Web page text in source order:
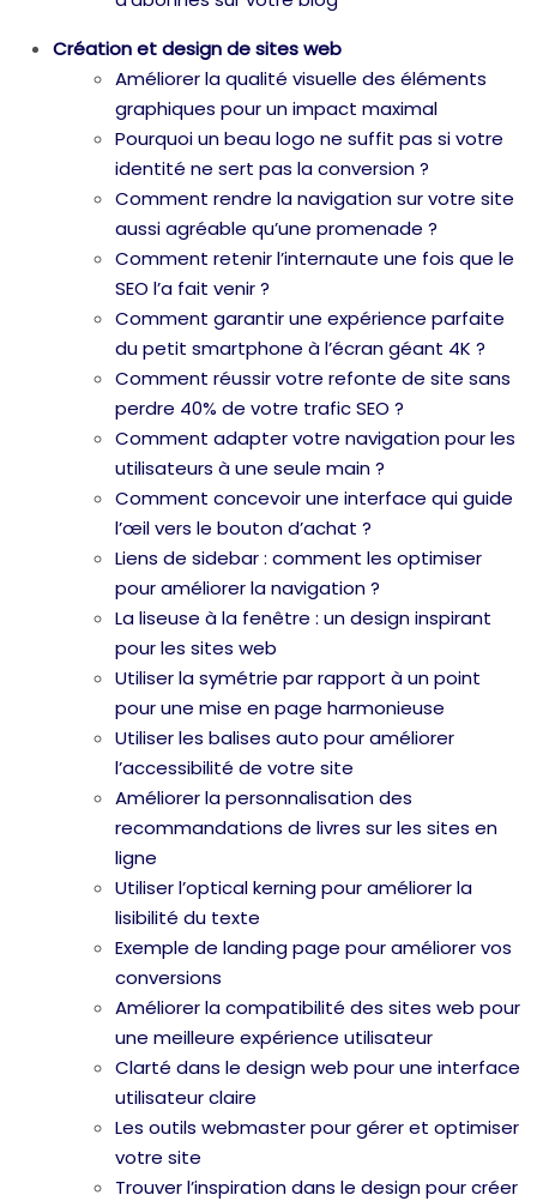
Création et design de sites web
Améliorer la qualité visuelle des éléments
graphiques pour un impact maximal
Pourquoi un beau logo ne suffit pas si votre
identité ne sert pas la conversion ?
Comment rendre la navigation sur votre site
aussi agréable qu’une promenade ?
Comment retenir l’internaute une fois que le
SEO l’a fait venir ?
Comment garantir une expérience parfaite
du petit smartphone à l’écran géant 4K ?
Comment réussir votre refonte de site sans
perdre 40% de votre trafic SEO ?
Comment adapter votre navigation pour les
utilisateurs à une seule main ?
Comment concevoir une interface qui guide
l’œil vers le bouton d’achat ?
Liens de sidebar : comment les optimiser
pour améliorer la navigation ?
La liseuse à la fenêtre : un design inspirant
pour les sites web
Utiliser la symétrie par rapport à un point
pour une mise en page harmonieuse
Utiliser les balises auto pour améliorer
l’accessibilité de votre site
Améliorer la personnalisation des
recommandations de livres sur les sites en
ligne
Utiliser l’optical kerning pour améliorer la
lisibilité du texte
Exemple de landing page pour améliorer vos
conversions
Améliorer la compatibilité des sites web pour
une meilleure expérience utilisateur
Clarté dans le design web pour une interface
utilisateur claire
Les outils webmaster pour gérer et optimiser
votre site
Trouver l’inspiration dans le design pour créer